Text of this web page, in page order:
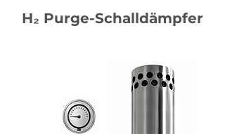
H₂ Purge-Schalldämpfer